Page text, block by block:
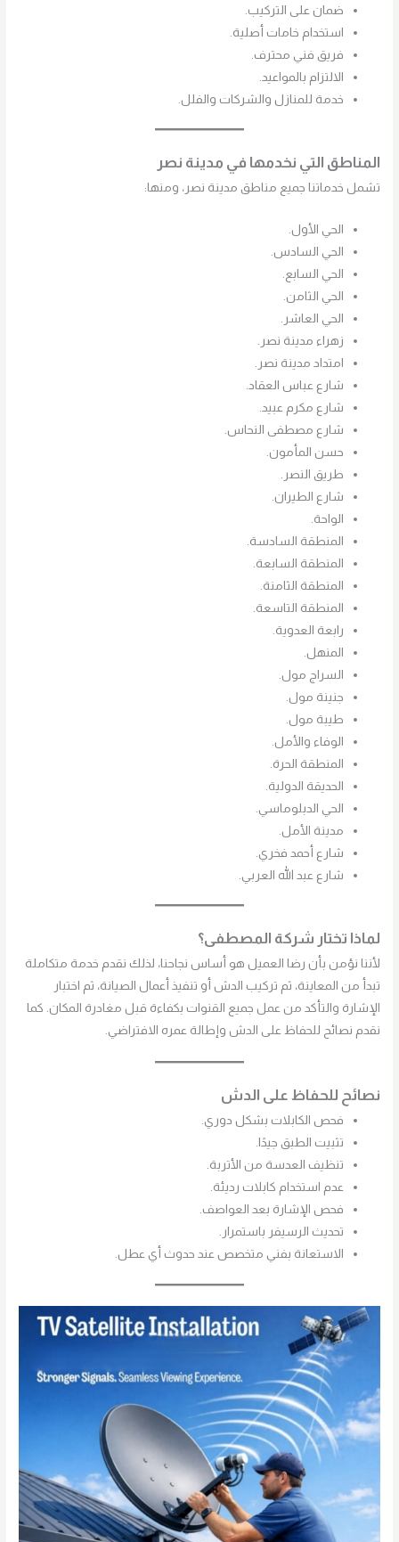
ضمان على التركيب.
استخدام خامات أصلية.
فريق فني محترف.
الالتزام بالمواعيد.
خدمة للمنازل والشركات والفلل.
المناطق التي نخدمها في مدينة نصر
تشمل خدماتنا جميع مناطق مدينة نصر، ومنها:
الحي الأول.
الحي السادس.
الحي السابع.
الحي الثامن.
الحي العاشر.
زهراء مدينة نصر.
امتداد مدينة نصر.
شارع عباس العقاد.
شارع مكرم عبيد.
شارع مصطفى النحاس.
حسن المأمون.
طريق النصر.
شارع الطيران.
الواحة.
المنطقة السادسة.
المنطقة السابعة.
المنطقة الثامنة.
المنطقة التاسعة.
رابعة العدوية.
المنهل.
السراج مول.
جنينة مول.
طيبة مول.
الوفاء والأمل.
المنطقة الحرة.
الحديقة الدولية.
الحي الدبلوماسي.
مدينة الأمل.
شارع أحمد فخري.
شارع عبد الله العربي.
لماذا تختار شركة المصطفى؟
لأننا نؤمن بأن رضا العميل هو أساس نجاحنا، لذلك نقدم خدمة متكاملة
تبدأ من المعاينة، ثم تركيب الدش أو تنفيذ أعمال الصيانة، ثم اختبار
الإشارة والتأكد من عمل جميع القنوات بكفاءة قبل مغادرة المكان. كما
نقدم نصائح للحفاظ على الدش وإطالة عمره الافتراضي.
نصائح للحفاظ على الدش
فحص الكابلات بشكل دوري.
تثبيت الطبق جيدًا.
تنظيف العدسة من الأتربة.
عدم استخدام كابلات رديئة.
فحص الإشارة بعد العواصف.
تحديث الرسيفر باستمرار.
الاستعانة بفني متخصص عند حدوث أي عطل.